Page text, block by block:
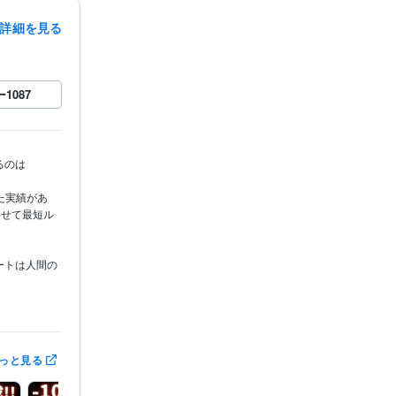
細を見る
1087
のは
実績があ
て最短ル
トは人間の
ージにてご
と見る